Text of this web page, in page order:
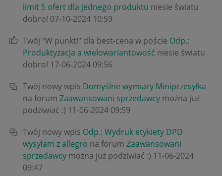
limit 5 ofert dla jednego produktu niesie światu
dobro! ‎07-10-2024 10:59
Twój "W punkt!" dla best-cena w poście Odp.:
Produktyzacja a wielowariantowość niesie światu
dobro! ‎17-06-2024 09:56
Twój nowy wpis Domyślne wymiary Miniprzesyłka
na forum Zaawansowani sprzedawcy można już
podziwiać :) ‎11-06-2024 09:59
Twój nowy wpis Odp.: Wydruk etykiety DPD
wysyłam z allegro na forum Zaawansowani
sprzedawcy można już podziwiać :) ‎11-06-2024
09:47